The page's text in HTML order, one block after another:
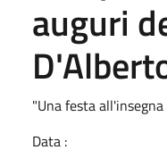
auguri
"Una festa
Data :